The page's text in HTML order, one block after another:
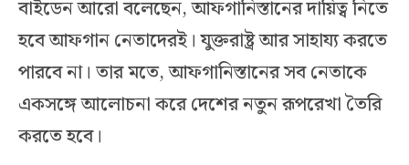
বাইডেন আরো বলেছেন, আফগানিস্তানের দায়িত্ব নিতে
হবে আফগান নেতাদেরই। যুক্তরাষ্ট্র আর সাহায্য করতে
পারবে না। তার মতে, আফগানিস্তানের সব নেতাকে
একসঙ্গে আলোচনা করে দেশের নতুন রূপরেখা তৈরি
করতে হবে।